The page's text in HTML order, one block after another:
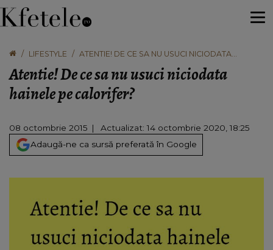
LIFESTYLE
ATENTIE! DE CE SA NU USUCI NICIODATA
Atentie! De ce sa nu usuci niciodata
hainele pe calorifer?
08 octombrie 2015
Actualizat: 14 octombrie 2020, 18:25
Adaugă-ne ca sursă preferată în Google